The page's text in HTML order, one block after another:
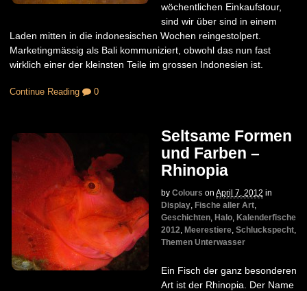
wöchentlichen Einkaufstour,
sind wir über sind in einem
Laden mitten in die indonesischen Wochen reingestolpert.
Marketingmässig als Bali kommuniziert, obwohl das nun fast
wirklich einer der kleinsten Teile im grossen Indonesien ist.
Continue Reading 0
Seltsame Formen
und Farben –
Rhinopia
by Colours on April 7, 2012 in
Display, Fische aller Art,
Geschichten, Halo, Kalenderfische
2012, Meerestiere, Schluckspecht,
Themen Unterwasser
Ein Fisch der ganz besonderen
Art ist der Rhinopia. Der Name